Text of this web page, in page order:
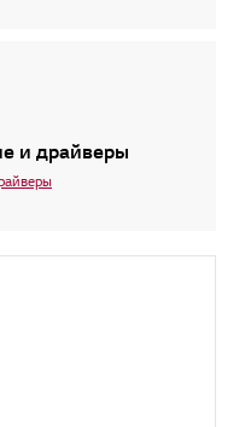
и драйверы